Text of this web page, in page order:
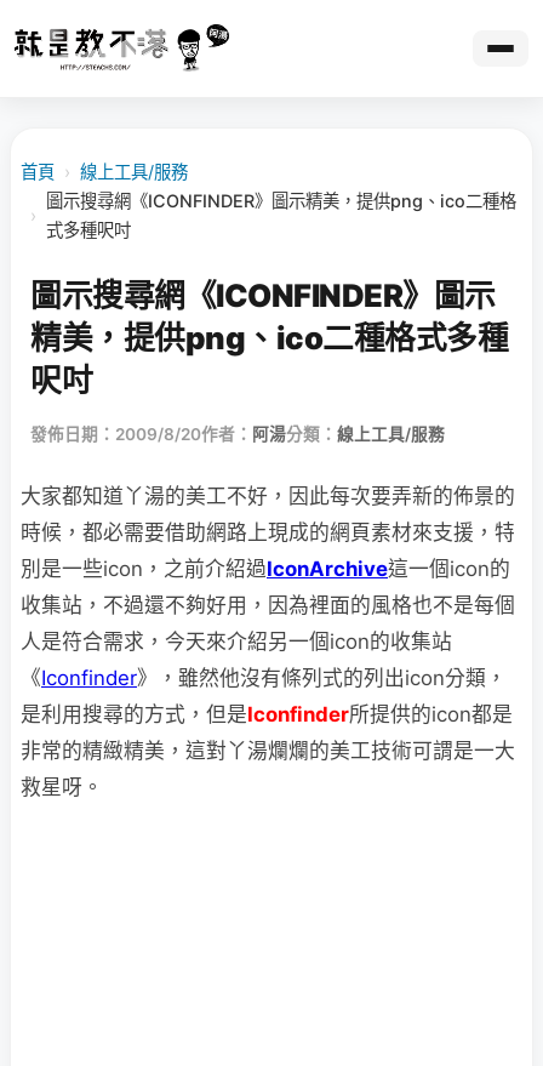
首頁 › 線上工具/服務
›
圖示搜尋網《ICONFINDER》圖示精美，提供png、ico二種格
式多種呎吋
圖示搜尋網《ICONFINDER》圖示
精美，提供png、ico二種格式多種
呎吋
發佈日期：2009/8/20作者： 阿湯分類： 線上工具/服務
大家都知道丫湯的美工不好，因此每次要弄新的佈景的
時候，都必需要借助網路上現成的網頁素材來支援，特
別是一些icon，之前介紹過IconArchive這一個icon的
收集站，不過還不夠好用，因為裡面的風格也不是每個
人是符合需求，今天來介紹另一個icon的收集站
《Iconfinder》，雖然他沒有條列式的列出icon分類，
是利用搜尋的方式，但是Iconfinder所提供的icon都是
非常的精緻精美，這對丫湯爛爛的美工技術可謂是一大
救星呀。